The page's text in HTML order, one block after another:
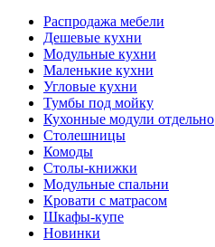
Распродажа мебели
Дешевые кухни
Модульные кухни
Маленькие кухни
Угловые кухни
Тумбы под мойку
Кухонные модули отдельно
Столешницы
Комоды
Столы-книжки
Модульные спальни
Кровати с матрасом
Шкафы-купе
Новинки